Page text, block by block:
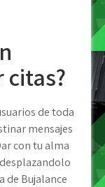
citas?
de toda
mensajes
con tu alma
de Bujalance